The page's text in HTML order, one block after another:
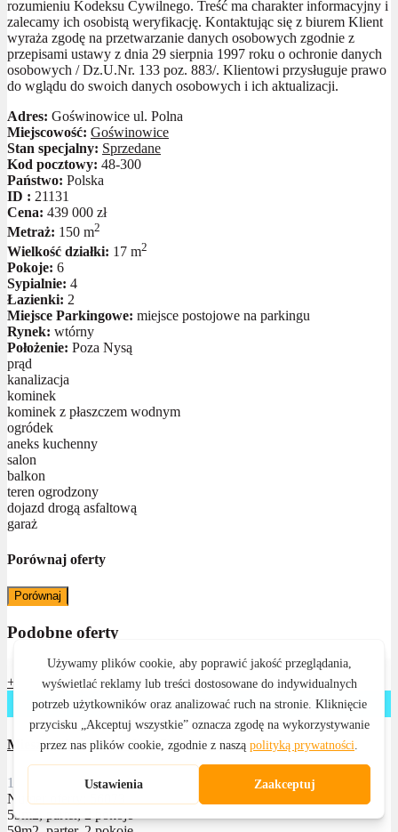
rozumieniu Kodeksu Cywilnego. Treść ma charakter informacyjny i
zalecamy ich osobistą weryfikację. Kontaktując się z biurem Klient
wyraża zgodę na przetwarzanie danych osobowych zgodnie z
przepisami ustawy z dnia 29 sierpnia 1997 roku o ochronie danych
osobowych / Dz.U.Nr. 133 poz. 883/. Klientowi przysługuje prawo
do wglądu do swoich danych osobowych i ich aktualizacji.
Adres: Goświnowice ul. Polna
Miejscowość: Goświnowice
Stan specjalny: Sprzedane
Kod pocztowy: 48-300
Państwo: Polska
ID : 21131
Cena: 439 000 zł
Metraż: 150 m2
Wielkość działki: 17 m2
Pokoje: 6
Sypialnie: 4
Łazienki: 2
Miejsce Parkingowe: miejsce postojowe na parkingu
Rynek: wtórny
Położenie: Poza Nysą
prąd
kanalizacja
kominek
kominek z płaszczem wodnym
ogródek
aneks kuchenny
salon
balkon
teren ogrodzony
dojazd drogą asfaltową
garaż
Porównaj oferty
Porównaj
Podobne oferty
+
sprzedane
Mieszkanie na sprzedaż, Goświnowice
1
Numer oferty: 56073
59m2, parter, 2 pokoje